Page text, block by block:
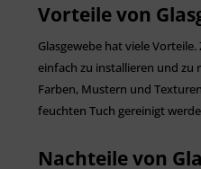
Vorteile von
Glasgewebe hat viele
einfach zu installieren und zu
Farben, Mustern und
feuchten Tuch gereinigt
Nachteile von